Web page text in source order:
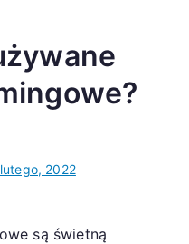
2022
są świetną